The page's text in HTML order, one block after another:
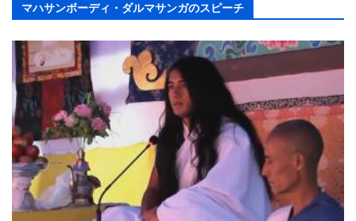
マハサンボーディ・ダルマサンガのスピーチ